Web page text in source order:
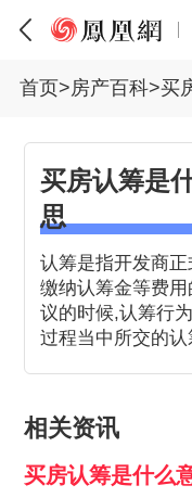
首页>房产百科>买
买房认筹是
思
认筹是指开发商
缴纳认筹金等费
议的时候,认筹行
过程当中所交的认
相关资讯
买房认筹是什么